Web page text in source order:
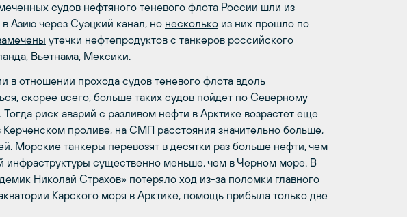
судов нефтяного теневого флота России шли из
Азию через Суэцкий канал, но несколько из них прошло по
утечки нефтепродуктов с танкеров российского
Вьетнама, Мексики.
в отношении прохода судов теневого флота вдоль
скорее всего, больше таких судов пойдет по Северному
риск аварий с разливом нефти в Арктике возрастет еще
Керченском проливе, на СМП расстояния значительно больше,
Морские танкеры перевозят в десятки раз больше нефти, чем
инфраструктуры существенно меньше, чем в Черном море. В
Николай Страхов» потеряло ход из-за поломки главного
Карского моря в Арктике, помощь прибыла только две